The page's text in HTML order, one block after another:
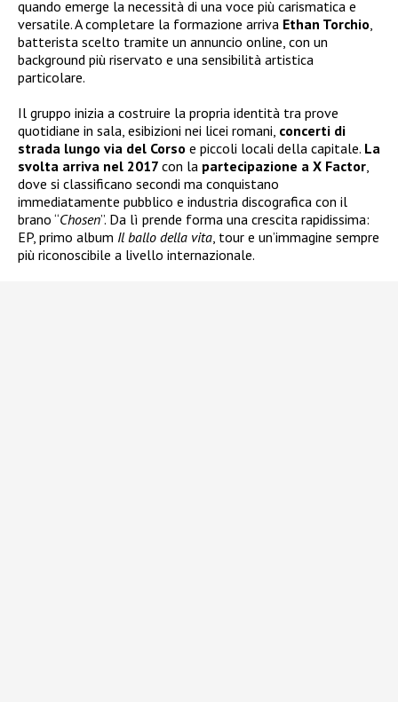
quando emerge la necessità di una voce più carismatica e
versatile. A completare la formazione arriva Ethan Torchio
batterista scelto tramite un annuncio online, con un
background più riservato e una sensibilità artistica
particolare.
Il gruppo inizia a costruire la propria identità tra prove
quotidiane in sala, esibizioni nei licei romani, concerti di
strada lungo via del Corso e piccoli locali della capitale. La
svolta arriva nel 2017 con la partecipazione a X Factor
dove si classificano secondi ma conquistano
immediatamente pubblico e industria discografica con il
brano “Chosen”. Da lì prende forma una crescita rapidissima:
EP, primo album Il ballo della vita , tour e un’immagine sempre
più riconoscibile a livello internazionale.